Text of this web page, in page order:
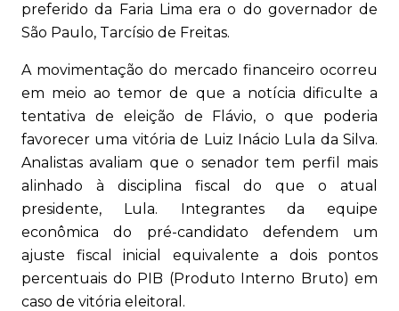
preferido da Faria Lima era o do governador de
São Paulo, Tarcísio de Freitas.
A movimentação do mercado financeiro ocorreu
em meio ao temor de que a notícia dificulte a
tentativa de eleição de Flávio, o que poderia
favorecer uma vitória de Luiz Inácio Lula da Silva.
Analistas avaliam que o senador tem perfil mais
alinhado à disciplina fiscal do que o atual
presidente, Lula. Integrantes da equipe
econômica do pré-candidato defendem um
ajuste fiscal inicial equivalente a dois pontos
percentuais do PIB (Produto Interno Bruto) em
caso de vitória eleitoral.